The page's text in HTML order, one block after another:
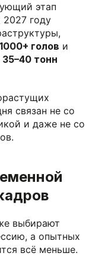
этап
2027 году
голов и
35–40 тонн
связан не со
и даже не со
выбирают
а опытных
всё меньше.